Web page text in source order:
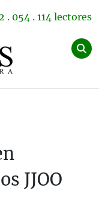
. 054 . 114 lectores
JJOO